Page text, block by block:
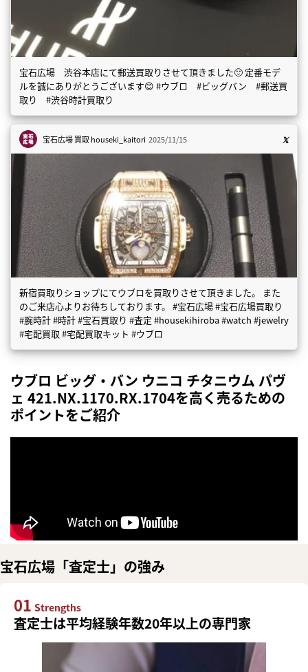
宝石広場 渋谷本店にて郵送買取りさせて頂きました🙂 定番モデ
ルを誠にありがとうございます😊 #ウブロ #ビッグバン #郵送買
取り #渋谷時計買取り
宝石広場 買取houseki_kaitori 2025/11/15
新宿買取りショップにてウブロを買取りさせて頂きました。 また
のご来店心よりお待ちしております。 #宝石広場 #宝石広場買取り
#腕時計 #時計 #宝石買取り #査定 #housekihiroba #watch #jewelry
#宅配買取 #宅配買取キット #ウブロ
ウブロ ビッグ・バン ウニコ チタニウム パヴ
ェ 421.NX.1170.RX.1704を高く売るための
ポイントをご紹介
宝石広場「査定士」の強み
01 Strengths
査定士は平均経験年数20年以上の専門家